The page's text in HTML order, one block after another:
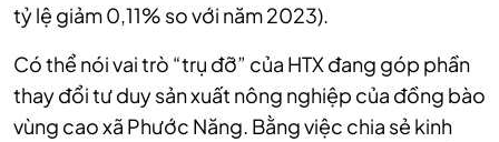
tỷ lệ giảm 0,11% so với năm 2023).
Có thể nói vai trò “trụ đỡ” của HTX đang góp phần
thay đổi tư duy sản xuất nông nghiệp của đồng bào
vùng cao xã Phước Năng. Bằng việc chia sẻ kinh